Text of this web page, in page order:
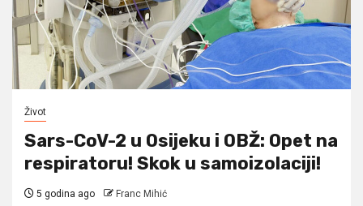
Život
Sars-CoV-2 u Osijeku i OBŽ: Opet na
respiratoru! Skok u samoizolaciji!
5 godina ago Franc Mihić